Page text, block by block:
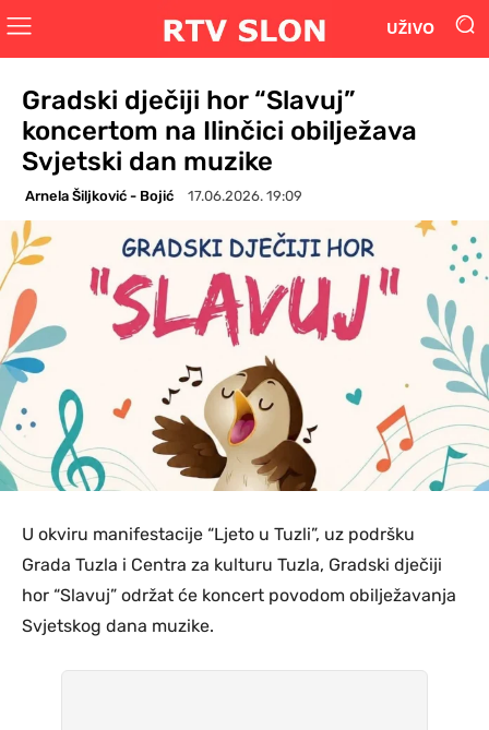
UŽIVO
Gradski dječiji hor “Slavuj”
koncertom na Ilinčici obilježava
Svjetski dan muzike
Arnela Šiljković - Bojić 17.06.2026. 19:09
U okviru manifestacije “Ljeto u Tuzli”, uz podršku
Grada Tuzla i Centra za kulturu Tuzla, Gradski dječiji
hor “Slavuj” održat će koncert povodom obilježavanja
Svjetskog dana muzike.